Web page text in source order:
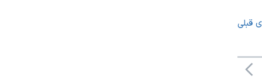
قبلی